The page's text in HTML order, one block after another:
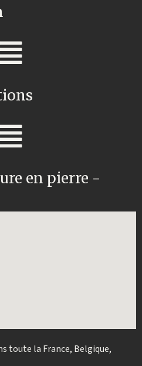
en pierre -
toute la France, Belgique,